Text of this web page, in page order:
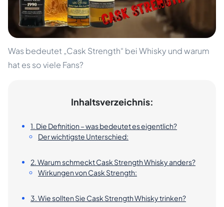
Was bedeutet „Cask Strength“ bei Whisky und warum
hat es so viele Fans?
Inhaltsverzeichnis:
1. Die Definition – was bedeutet es eigentlich?
Der wichtigste Unterschied:
2. Warum schmeckt Cask Strength Whisky anders?
Wirkungen von Cask Strength:
3. Wie sollten Sie Cask Strength Whisky trinken?